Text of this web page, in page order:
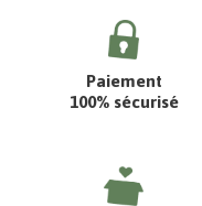
Paiement
100% sécurisé